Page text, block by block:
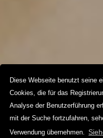
Diese Webseite benutzt seine
Cookies, die für das
Analyse der Benutzerführung
mit der Suche fortzufahren,
Verwendung übernehmen.